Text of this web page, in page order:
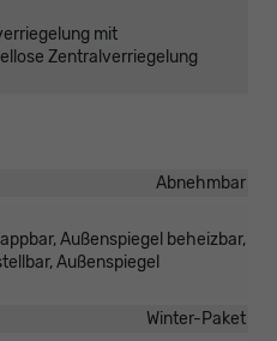
mit
Zentralverriegelung
Abnehmbar
Außenspiegel beheizbar,
Außenspiegel
Winter-Paket